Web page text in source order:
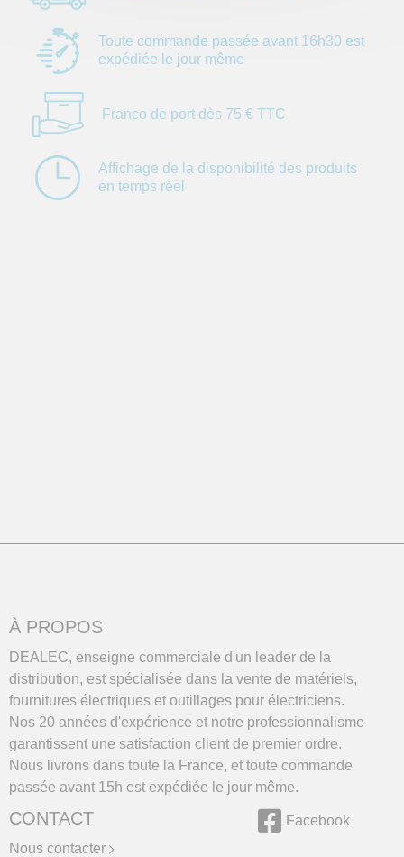
Toute commande passée avant 16h30 est
expédiée le jourmême
Franco de port dès75 € TTC
Affichage de la disponibilité des produits
en temps réel
À PROPOS
DEALEC, enseigne commerciale d'un leader de la
distribution, est spécialisée dans la vente de matériels,
fournitures électriques et outillages pour électriciens.
Nos 20 années d'expérience et notre professionnalisme
garantissent une satisfaction client de premier ordre.
Nous livrons dans toute la France, et toute commande
passée avant 15h est expédiée le jour même.
CONTACT
Nous contacter
Facebook